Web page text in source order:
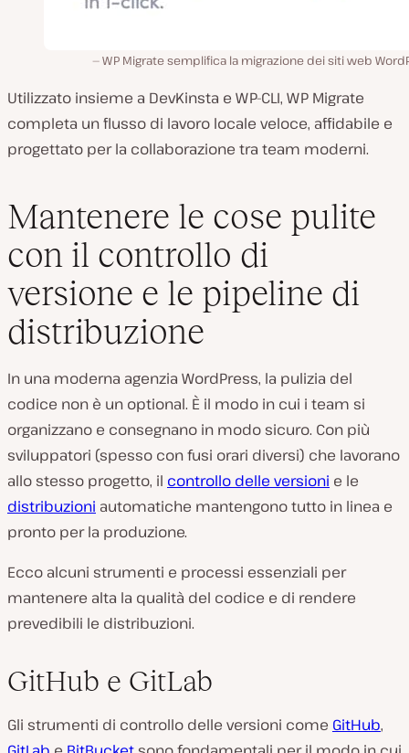
WP Migrate semplifica la migrazione dei siti web
Utilizzato insieme a DevKinsta e WP-CLI, WP Migrate
completa un flusso di lavoro locale veloce, affidabile e
progettato per la collaborazione tra team moderni.
Mantenere le cose pulite
con il controllo di
versione e le pipeline di
distribuzione
In una moderna agenzia WordPress, la pulizia del
codice non è un optional. È il modo in cui i team si
organizzano e consegnano in modo sicuro. Con più
sviluppatori (spesso con fusi orari diversi) che lavorano
allo stesso progetto, il controllo delle versioni e le
distribuzioni automatiche mantengono tutto in linea e
pronto per la produzione.
Ecco alcuni strumenti e processi essenziali per
mantenere alta la qualità del codice e di rendere
prevedibili le distribuzioni.
GitHub e GitLab
Gli strumenti di controllo delle versioni come GitHub,